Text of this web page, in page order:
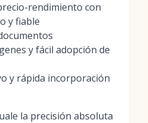
rendimiento con
y fiable
y fácil adopción de
y rápida incorporación
la precisión absoluta